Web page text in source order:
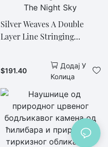
Silver Weaves A Double
Layer Line Stringing
Interweaving Of Stars In
The Night Sky
$191.40
Додај У
Колица